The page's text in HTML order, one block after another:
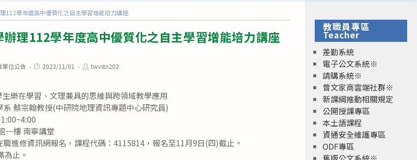
112學年度高中優質化之自主學習增能培力講座
理112學年度高中優質化之自主學習增能培力講座
單位公告
Post2023/11/01
Posttwvstn202
樂在學習、文理兼具的思維與跨領域教學應用
蔡宗翰教授(中研院地理資訊專題中心研究員)
一樓 南寧講堂
進修資訊網報名，課程代碼：4115814，報名至11月9日(四)截止。
為止。
教職員專區
Teacher
差勤系統
電子公文系統※
請購系統※
曾文家商雲端社群※
新課綱推動相關規定
公開授課專區
本土語課程
資通安全維護專區
ODF專區